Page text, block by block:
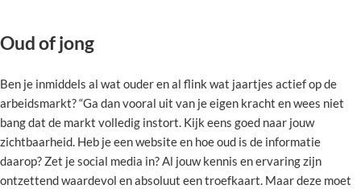
Oud of jong
Ben je inmiddels al wat ouder en al flink wat jaartjes actief op de
arbeidsmarkt? “Ga dan vooral uit van je eigen kracht en wees niet
bang dat de markt volledig instort. Kijk eens goed naar jouw
zichtbaarheid. Heb je een website en hoe oud is de informatie
daarop? Zet je social media in? Al jouw kennis en ervaring zijn
ontzettend waardevol en absoluut een troefkaart. Maar deze moet